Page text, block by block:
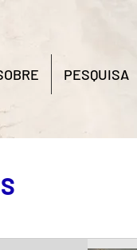
PESQUISA